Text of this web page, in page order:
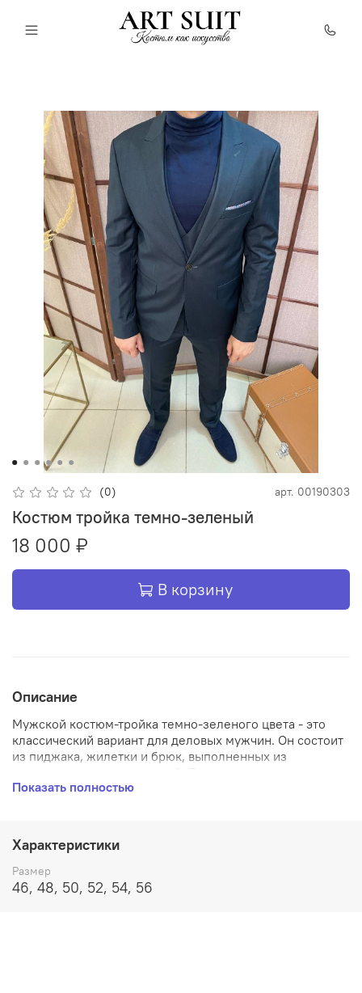
(0) арт. 00190303
Костюм тройка темно-зеленый
18 000 ₽
В корзину
Описание
Мужской костюм-тройка темно-зеленого цвета - это
классический вариант для деловых мужчин. Он состоит
из пиджака, жилетки и брюк, выполненных из
длину и английский воротник, а также две пуговицы для
средней посадкой идеально сочетаются с остальными
элементами костюма. Темно-зеленый цвет придает
костюму строгость и официальность, что делает его
идеальным выбором для важных встреч и
Показать полностью
Характеристики
Размер
46, 48, 50, 52, 54, 56